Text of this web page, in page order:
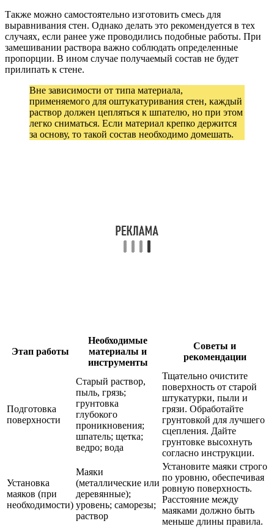
Также можно самостоятельно изготовить смесь для
выравнивания стен. Однако делать это рекомендуется в тех
случаях, если ранее уже проводились подобные работы. При
замешивании раствора важно соблюдать определенные
пропорции. В ином случае получаемый состав не будет
прилипать к стене.
Вне зависимости от типа материала,
применяемого для оштукатуривания стен, каждый
раствор должен цепляться к шпателю, но при этом
легко сниматься. Если материал крепко держится
за основу, то такой состав необходимо домешать.
Этап работы
Необходимые
материалы и
инструменты
Советы и
рекомендации
Подготовка
поверхности
Старый раствор,
пыль, грязь;
грунтовка
глубокого
проникновения;
шпатель; щетка;
ведро; вода
Тщательно очистите
поверхность от старой
штукатурки, пыли и
грязи. Обработайте
грунтовкой для лучшего
сцепления. Дайте
грунтовке высохнуть
согласно инструкции.
Установка
маяков (при
необходимости)
Маяки
(металлические или
деревянные);
уровень; саморезы;
раствор
Установите маяки строго
по уровню, обеспечивая
ровную поверхность.
Расстояние между
маяками должно быть
меньше длины правила.